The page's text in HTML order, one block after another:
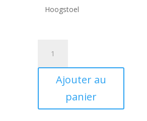
Hoogstoel
Revue
Ajouter au
panier